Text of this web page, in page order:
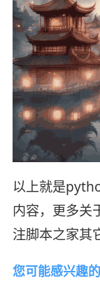
以上就是
内容，更多关
注脚本之家其
您可能感兴趣